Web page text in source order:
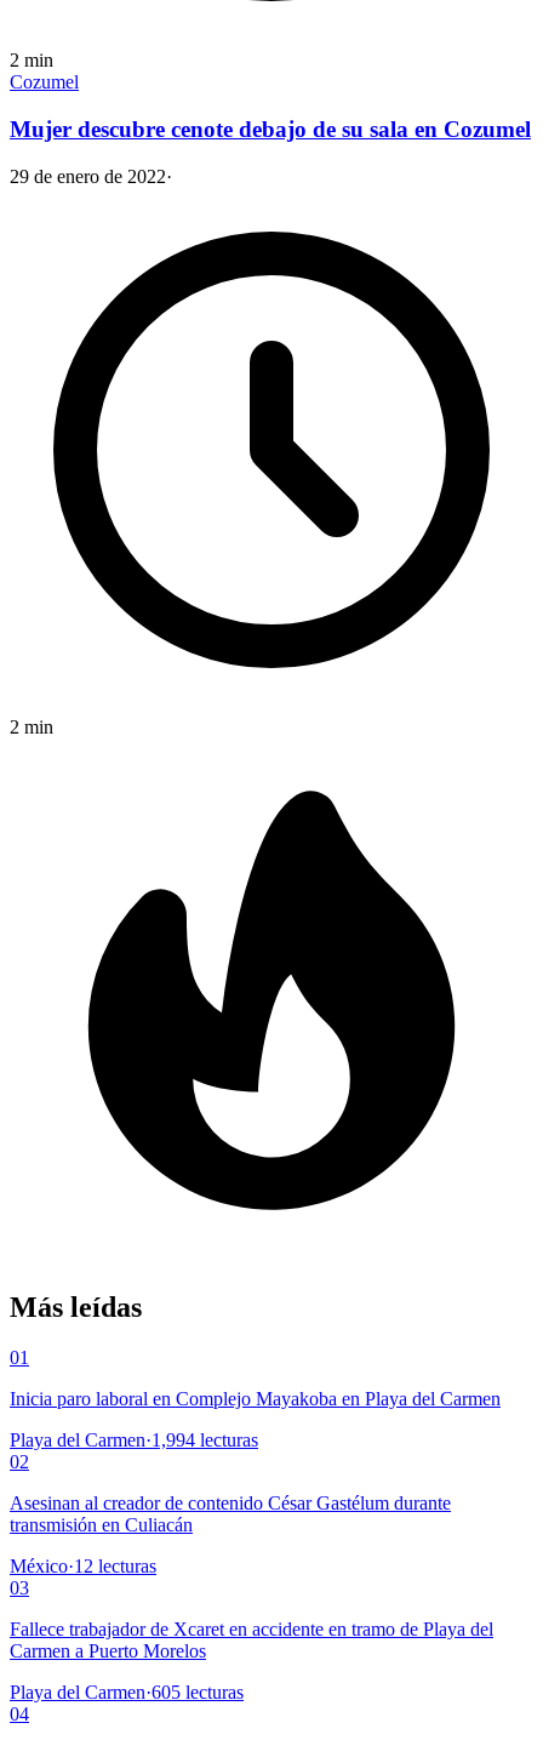
2 min
Cozumel
Mujer descubre cenote debajo de su sala en Cozumel
29 de enero de 2022·
2 min
Más leídas
01
Inicia paro laboral en Complejo Mayakoba en Playa del Carmen
Playa del Carmen·1,994 lecturas
02
Asesinan al creador de contenido César Gastélum durante
transmisión en Culiacán
México·12 lecturas
03
Fallece trabajador de Xcaret en accidente en tramo de Playa del
Carmen a Puerto Morelos
Playa del Carmen·605 lecturas
04